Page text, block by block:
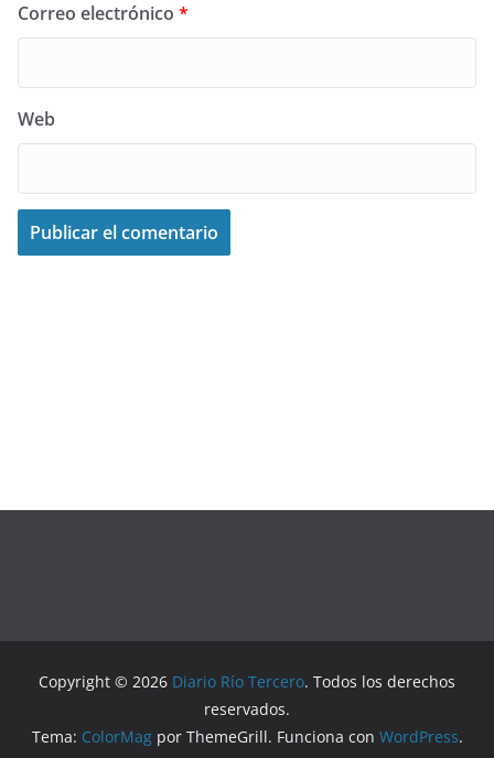
Correo electrónico *
Web
Copyright © 2026 Diario Río Tercero. Todos los derechos
reservados.
Tema: ColorMagpor ThemeGrill. Funciona con WordPress.